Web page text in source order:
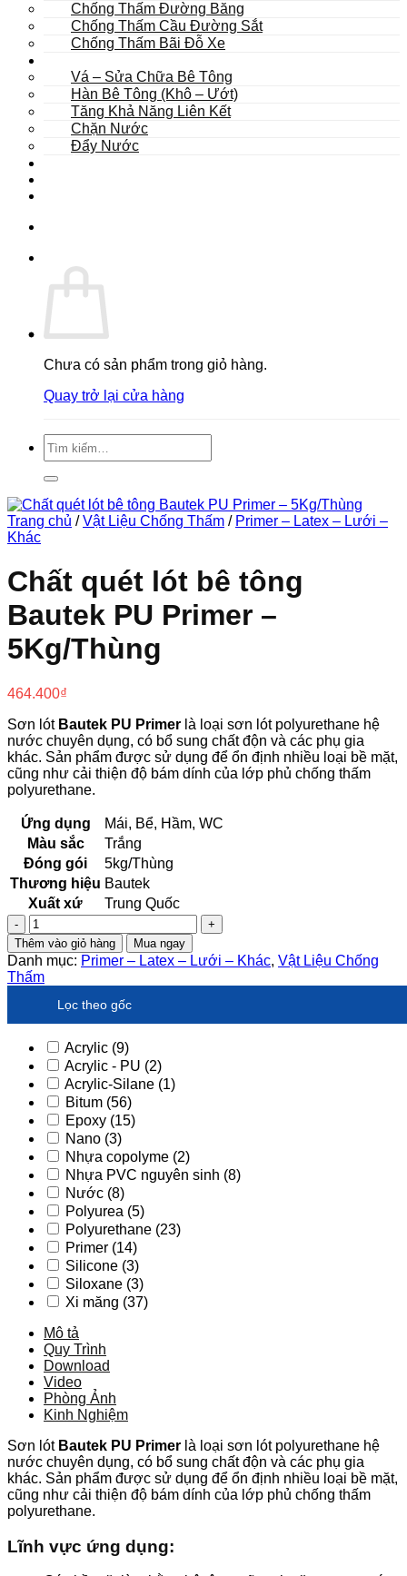
Chống Thấm Đường Băng
Chống Thấm Cầu Đường Sắt
Chống Thấm Bãi Đỗ Xe
Vá – Sửa Chữa Bê Tông
Hàn Bê Tông (Khô – Ướt)
Tăng Khả Năng Liên Kết
Chặn Nước
Đẩy Nước
Chưa có sản phẩm trong giỏ hàng.
Quay trở lại cửa hàng
Tìm
kiếm:
Trang chủ / Vật Liệu Chống Thấm / Primer – Latex – Lưới –
Khác
Chất quét lót bê tông
Bautek PU Primer –
5Kg/Thùng
464.400₫
Sơn lót Bautek PU Primer là loại sơn lót polyurethane hệ
nước chuyên dụng, có bổ sung chất độn và các phụ gia
khác. Sản phẩm được sử dụng để ổn định nhiều loại bề mặt,
cũng như cải thiện độ bám dính của lớp phủ chống thấm
polyurethane.
Ứng dụng
Mái, Bể, Hầm, WC
Màu sắc
Trắng
Đóng gói
5kg/Thùng
Thương hiệu Bautek
Xuất xứ
Trung Quốc
Chất
quét
lót
bê
tông
Bautek
–
5Kg/Thùng
số
lượng
Thêm vào giỏ hàng Mua ngay
Danh mục: Primer – Latex – Lưới – Khác, Vật Liệu Chống
Thấm
Lọc theo gốc
Acrylic (9)
Acrylic - PU (2)
Acrylic-Silane (1)
Bitum (56)
Epoxy (15)
Nano (3)
Nhựa copolyme (2)
Nhựa PVC nguyên sinh (8)
Nước (8)
Polyurea (5)
Polyurethane (23)
Primer (14)
Silicone (3)
Siloxane (3)
Xi măng (37)
Mô tả
Quy Trình
Download
Video
Phòng Ảnh
Kinh Nghiệm
Sơn lót Bautek PU Primer là loại sơn lót polyurethane hệ
nước chuyên dụng, có bổ sung chất độn và các phụ gia
khác. Sản phẩm được sử dụng để ổn định nhiều loại bề mặt,
cũng như cải thiện độ bám dính của lớp phủ chống thấm
polyurethane.
Lĩnh vực ứng dụng: